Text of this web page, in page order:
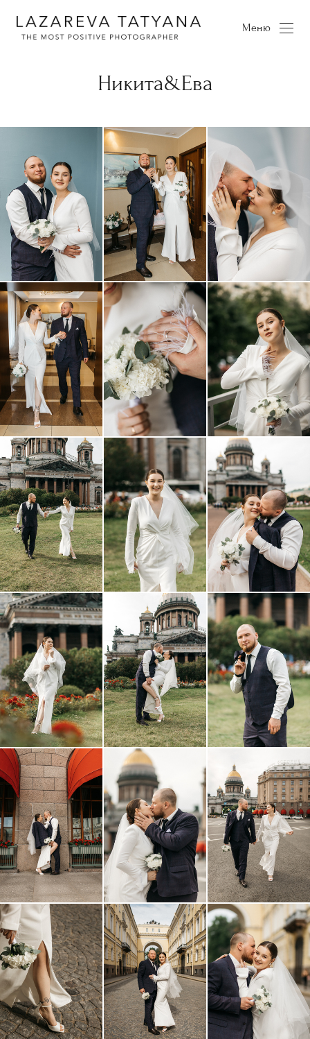
Меню
Никита&Ева